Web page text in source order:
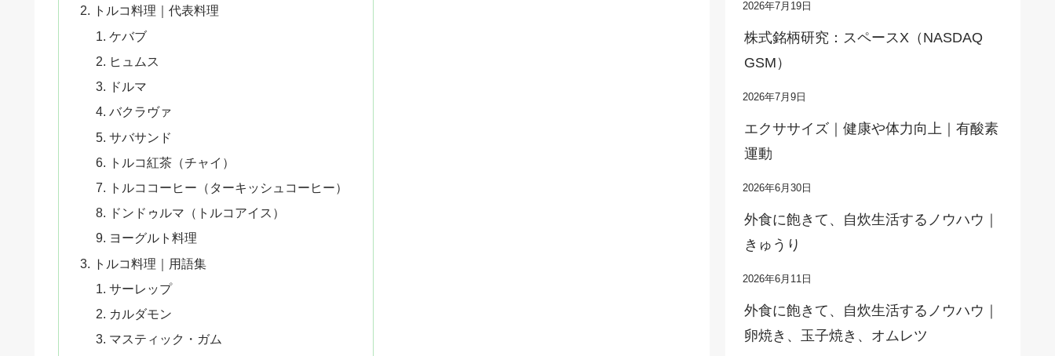
トルコ料理｜代表料理
ケバブ
ヒュムス
ドルマ
バクラヴァ
サバサンド
トルコ紅茶（チャイ）
トルココーヒー（ターキッシュコーヒー）
ドンドゥルマ（トルコアイス）
ヨーグルト料理
トルコ料理｜用語集
サーレップ
カルダモン
マスティック・ガム
2026年7月19日
株式銘柄研究：スペースX（NASDAQ
GSM）
2026年7月9日
エクササイズ｜健康や体力向上｜有酸素
運動
2026年6月30日
外食に飽きて、自炊生活するノウハウ｜
きゅうり
2026年6月11日
外食に飽きて、自炊生活するノウハウ｜
卵焼き、玉子焼き、オムレツ